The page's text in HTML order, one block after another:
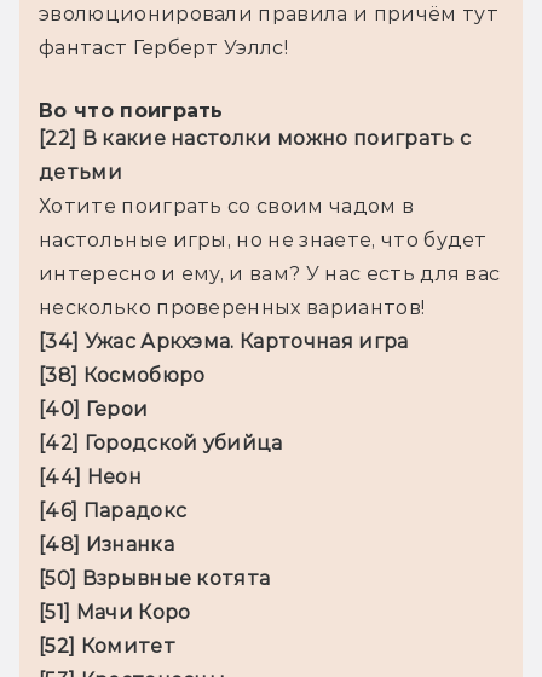
эволюционировали правила и причём тут
фантаст Герберт Уэллс!
Во что поиграть
[22] В какие настолки можно поиграть с
детьми
Хотите поиграть со своим чадом в
настольные игры, но не знаете, что будет
интересно и ему, и вам? У нас есть для вас
[34] Ужас Аркхэма. Карточная игра
[38] Космобюро
[40] Герои
[42] Городской убийца
[44] Неон
[46] Парадокс
[48] Изнанка
[50] Взрывные котята
[51] Мачи Коро
[52] Комитет